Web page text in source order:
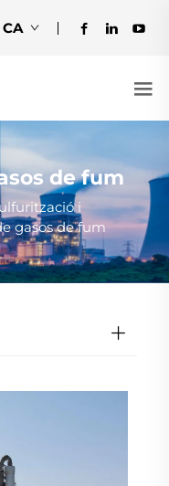
CA
de fum
i
gasos de fum